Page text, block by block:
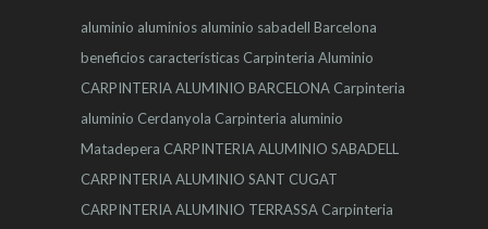
aluminio aluminios aluminio sabadell Barcelona
beneficios características Carpinteria Aluminio
CARPINTERIA ALUMINIO BARCELONA Carpinteria
aluminio Cerdanyola Carpinteria aluminio
Matadepera CARPINTERIA ALUMINIO SABADELL
CARPINTERIA ALUMINIO SANT CUGAT
CARPINTERIA ALUMINIO TERRASSA Carpinteria